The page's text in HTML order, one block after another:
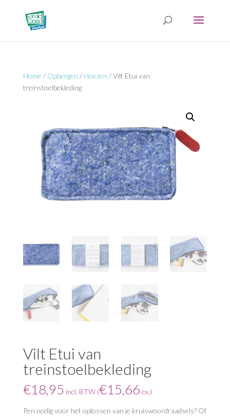
Home / Opbergen / Hoezen / Vilt Etui van
treinstoelbekleding
Vilt Etui van
treinstoelbekleding
€18,95 incl. BTW (€15,66 ex.)
Pen nodig voor het oplossen van je kruiswoordraadsels? Of